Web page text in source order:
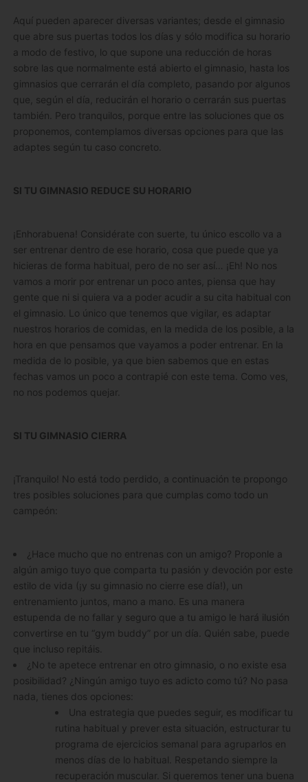
Aquí pueden aparecer diversas variantes; desde el gimnasio
que abre sus puertas todos los días y sólo modifica su horario
a modo de festivo, lo que supone una reducción de horas
sobre las que normalmente está abierto el gimnasio, hasta los
gimnasios que cerrarán el día completo, pasando por algunos
que, según el día, reducirán el horario o cerrarán sus puertas
también. Pero tranquilos, porque entre las soluciones que os
proponemos, contemplamos diversas opciones para que las
adaptes según tu caso concreto.
SI TU GIMNASIO REDUCE SU HORARIO
¡Enhorabuena! Considérate con suerte, tu único escollo va a
ser entrenar dentro de ese horario, cosa que puede que ya
hicieras de forma habitual, pero de no ser así… ¡Eh! No nos
vamos a morir por entrenar un poco antes, piensa que hay
gente que ni si quiera va a poder acudir a su cita habitual con
el gimnasio. Lo único que tenemos que vigilar, es adaptar
nuestros horarios de comidas, en la medida de los posible, a la
hora en que pensamos que vayamos a poder entrenar. En la
medida de lo posible, ya que bien sabemos que en estas
fechas vamos un poco a contrapié con este tema. Como ves,
no nos podemos quejar.
SI TU GIMNASIO CIERRA
¡Tranquilo! No está todo perdido, a continuación te propongo
tres posibles soluciones para que cumplas como todo un
campeón:
¿Hace mucho que no entrenas con un amigo? Proponle a
algún amigo tuyo que comparta tu pasión y devoción por este
estilo de vida (¡y su gimnasio no cierre ese día!), un
entrenamiento juntos, mano a mano. Es una manera
estupenda de no fallar y seguro que a tu amigo le hará ilusión
convertirse en tu “gym buddy” por un día. Quién sabe, puede
que incluso repitáis.
¿No te apetece entrenar en otro gimnasio, o no existe esa
posibilidad? ¿Ningún amigo tuyo es adicto como tú? No pasa
nada, tienes dos opciones:
Una estrategia que puedes seguir, es modificar tu
rutina habitual y prever esta situación, estructurar tu
programa de ejercicios semanal para agruparlos en
menos días de lo habitual. Respetando siempre la
recuperación muscular. Si queremos tener una buena